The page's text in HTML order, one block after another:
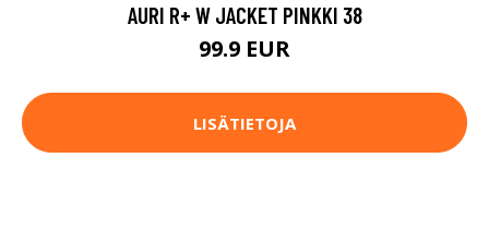
AURI R+ W JACKET PINKKI 38
99.9 EUR
LISÄTIETOJA